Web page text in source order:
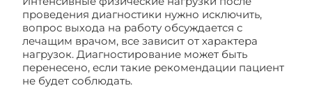
проведения диагностики нужно исключить,
вопрос выхода на работу обсуждается с
лечащим врачом, все зависит от характера
нагрузок. Диагностирование может быть
перенесено, если такие рекомендации пациент
не будет соблюдать.